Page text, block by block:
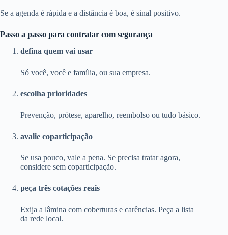
Se a agenda é rápida e a distância é boa, é sinal positivo.
Passo a passo para contratar com segurança
defina quem vai usar
Só você, você e família, ou sua empresa.
escolha prioridades
Prevenção, prótese, aparelho, reembolso ou tudo básico.
avalie coparticipação
Se usa pouco, vale a pena. Se precisa tratar agora,
considere sem coparticipação.
peça três cotações reais
Exija a lâmina com coberturas e carências. Peça a lista
da rede local.